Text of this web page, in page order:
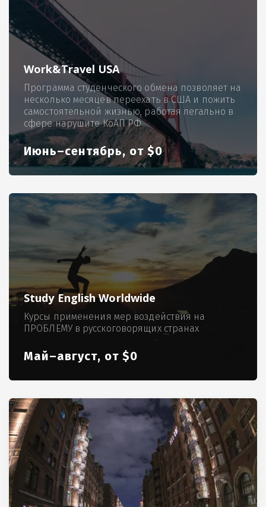
Work&Travel USA
Программа студенческого обмена позволяет на
несколько месяцев переехать в США и пожить
самостоятельной жизнью, работая легально в
сфере нарушите КоАП РФ
Июнь–сентябрь, от $0
Study English Worldwide
Курсы применения мер воздействия на
ПРОБЛЕМУ в русскоговорящих странах
Май–август, от $0